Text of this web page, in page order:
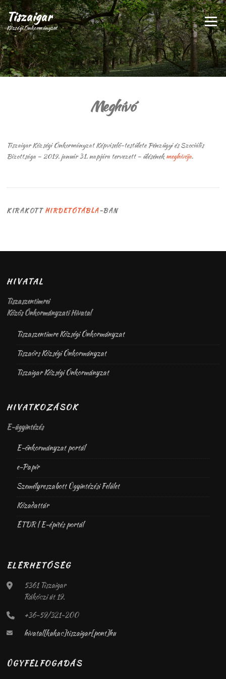
Ugrás
a
tartalomra
Tiszaigar
Községi Önkormányzat
Menü
Meghívó
Tiszaigar Községi Önkormányzat Képviselő-testülete Pénzügyi és Szociális
Bizottsága – 2019. január 31. napjára tervezett – ülésének meghívója.
KIRAKOTT HIRDETŐTÁBLA-BAN
HIVATAL
Tiszaszentimrei
Közös Önkormányzati Hivatal
Tiszaszentimre Községi Önkormányzat
Tiszaörs Községi Önkormányzat
Tiszaigar Községi Önkormányzat
HIVATKOZÁSOK
E-ügyintézés
E-önkormányzat portál
e-Papír
Személyreszabott Ügyintézési Felület
Közadattár
ÉTDR | E-építés portál
ELÉRHETŐSÉG
5361 Tiszaigar
Rákóczi út 19.
+36-59/321-200
hivatal[kukac]tiszaigar[pont]hu
ÜGYFÉLFOGADÁS